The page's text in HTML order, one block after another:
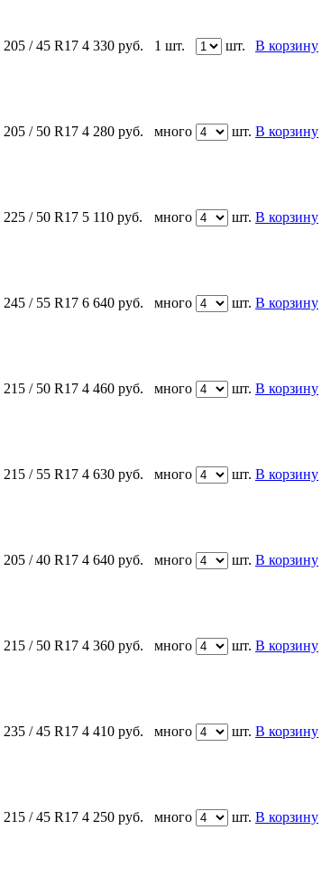
205 / 45 R17 4 330 руб. 1 шт. шт. В корзину
205 / 50 R17 4 280 руб. много шт. В корзину
225 / 50 R17 5 110 руб. много шт. В корзину
245 / 55 R17 6 640 руб. много шт. В корзину
215 / 50 R17 4 460 руб. много шт. В корзину
215 / 55 R17 4 630 руб. много шт. В корзину
205 / 40 R17 4 640 руб. много шт. В корзину
215 / 50 R17 4 360 руб. много шт. В корзину
235 / 45 R17 4 410 руб. много шт. В корзину
215 / 45 R17 4 250 руб. много шт. В корзину